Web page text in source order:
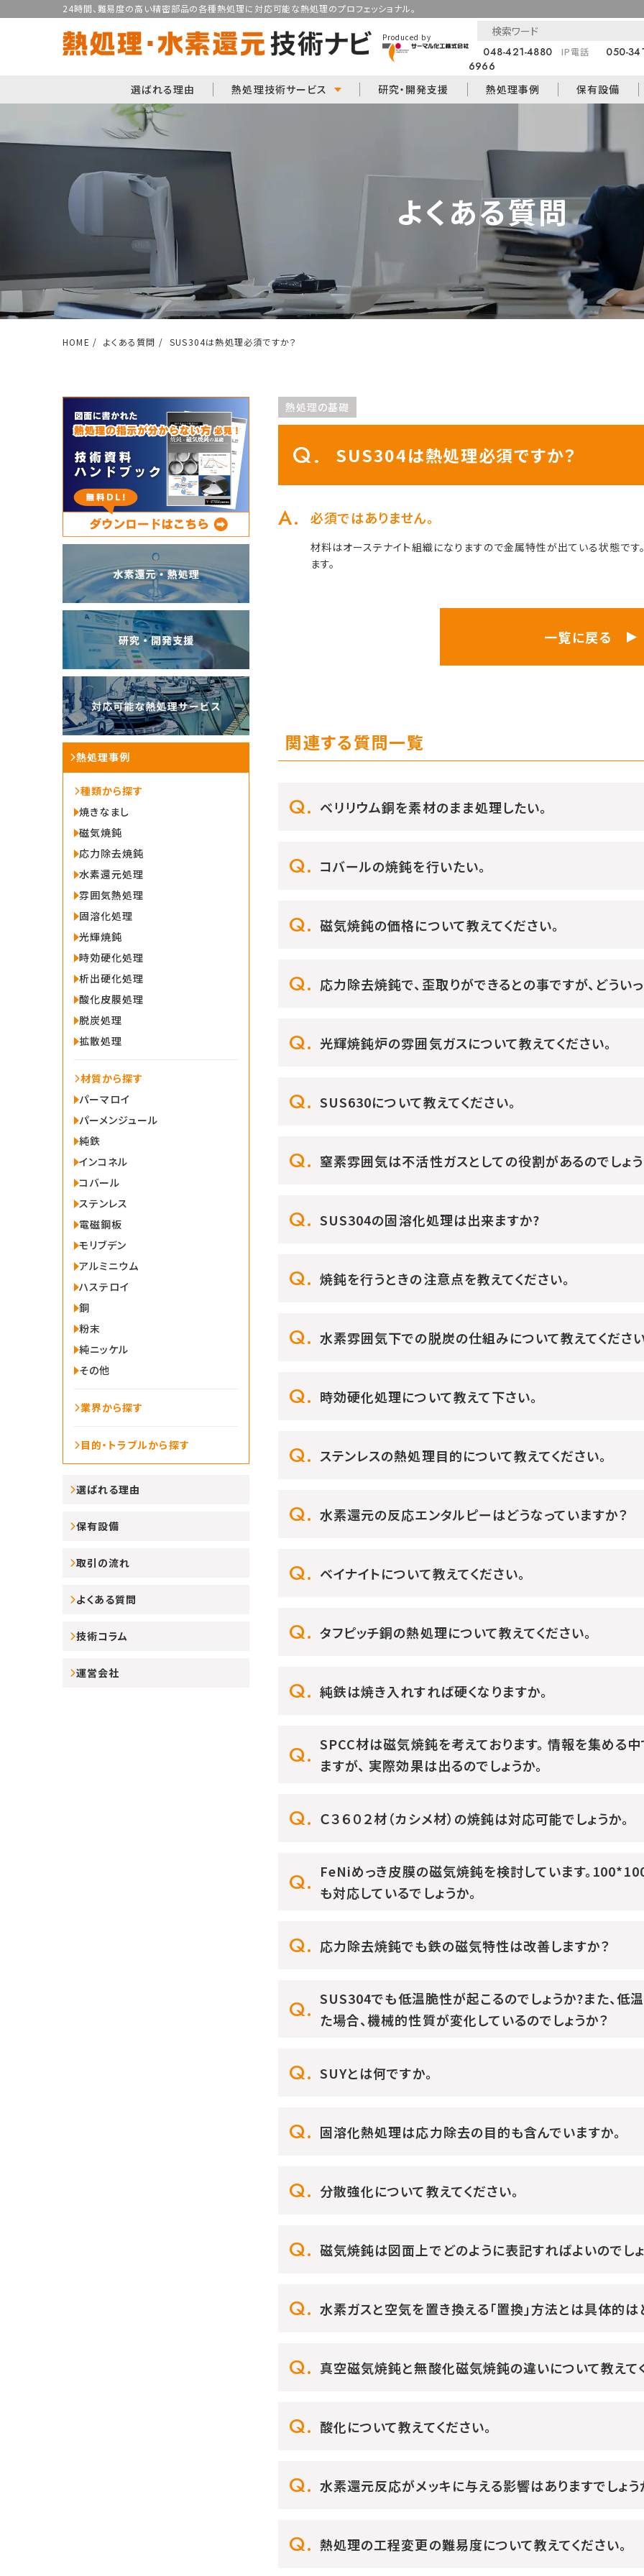
24時間、難易度の高い精密部品の各種熱処理に対応可能な熱処理のプロフェッショナル。
Produced by
048-421-4880 IP電話
050-
6966
選ばれる理由
熱処理技術サービス 研究・開発支援 熱処理事例 保有設備
よくある質問
HOME よくある質問 SUS304は熱処理必須ですか？
熱処理事例
種類から探す
焼きなまし
磁気焼鈍
応力除去焼鈍
水素還元処理
雰囲気熱処理
固溶化処理
光輝焼鈍
時効硬化処理
析出硬化処理
酸化皮膜処理
脱炭処理
拡散処理
材質から探す
パーマロイ
パーメンジュール
純鉄
インコネル
コバール
ステンレス
電磁鋼板
モリブデン
アルミニウム
ハステロイ
銅
粉末
純ニッケル
その他
業界から探す
目的・トラブルから探す
選ばれる理由
保有設備
取引の流れ
よくある質問
技術コラム
運営会社
熱処理の基礎
SUS304は熱処理必須ですか？
必須ではありません。
材料はオーステナイト組織になりますので金属特性が出ている状態で
ます。
一覧に戻る
関連する質問一覧
ベリリウム銅を素材のまま処理したい。
コバールの焼鈍を行いたい。
磁気焼鈍の価格について教えてください。
応力除去焼鈍で、歪取りができるとの事ですが、どうい
光輝焼鈍炉の雰囲気ガスについて教えてください。
SUS630について教えてください。
窒素雰囲気は不活性ガスとしての役割があるのでしょう
SUS304の固溶化処理は出来ますか?
焼鈍を行うときの注意点を教えてください。
水素雰囲気下での脱炭の仕組みについて教えてくださ
時効硬化処理について教えて下さい。
ステンレスの熱処理目的について教えてください。
水素還元の反応エンタルピーはどうなっていますか？
ベイナイトについて教えてください。
タフピッチ銅の熱処理について教えてください。
純鉄は焼き入れすれば硬くなりますか。
SPCC材は磁気焼鈍を考えております。 情報を集める
ますが、 実際効果は出るのでしょうか。
Ｃ３６０２材（カシメ材）の焼鈍は対応可能でしょうか。
FeNiめっき皮膜の磁気焼鈍を検討しています。
も対応しているでしょうか。
応力除去焼鈍でも鉄の磁気特性は改善しますか？
SUS304でも低温脆性が起こるのでしょうか?また、
た場合、機械的性質が変化しているのでしょうか？
SUYとは何ですか。
固溶化熱処理は応力除去の目的も含んでいますか。
分散強化について教えてください。
磁気焼鈍は図面上でどのように表記すればよいのでしょ
水素ガスと空気を置き換える「置換」方法とは具体的は
真空磁気焼鈍と無酸化磁気焼鈍の違いについて教えて
酸化について教えてください。
水素還元反応がメッキに与える影響はありますでしょう
熱処理の工程変更の難易度について教えてください。